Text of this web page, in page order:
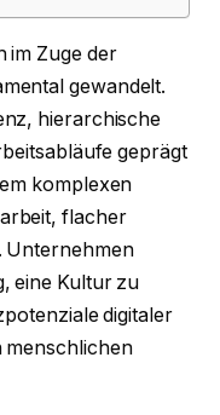
im Zuge der
gewandelt.
hierarchische
geprägt
komplexen
flacher
Unternehmen
eine Kultur zu
digitaler
menschlichen